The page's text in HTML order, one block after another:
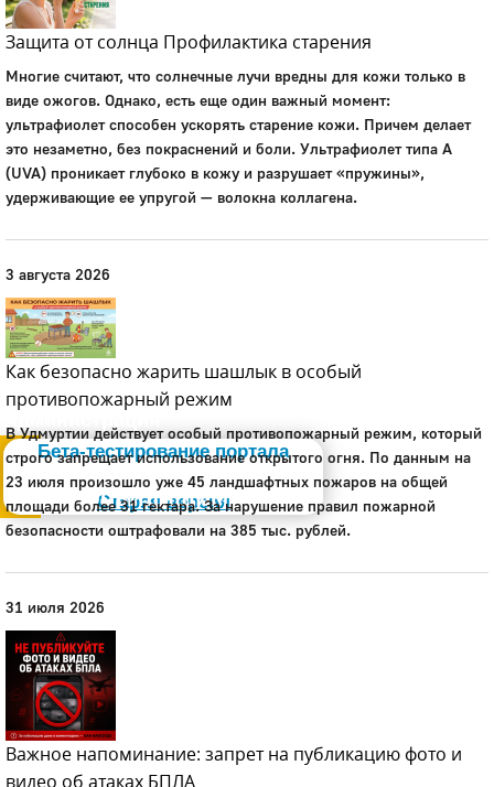
Настоящее
Стратегия
Жителям
Бизнесу
Глава
КСО
Дума
+7 (34141) 21-300
Бета-тестирование портала
Старая версия
Слабовидящим
Защита от солнца Профилактика старения
Многие считают, что солнечные лучи вредны для кожи только в
виде ожогов. Однако, есть еще один важный момент:
ультрафиолет способен ускорять старение кожи. Причем делает
это незаметно, без покраснений и боли. Ультрафиолет типа А
(UVA) проникает глубоко в кожу и разрушает «пружины»,
удерживающие ее упругой — волокна коллагена.
3 августа 2026
Как безопасно жарить шашлык в особый
противопожарный режим
В Удмуртии действует особый противопожарный режим, который
строго запрещает использование открытого огня. По данным на
23 июля произошло уже 45 ландшафтных пожаров на общей
площади более 31 гектара. За нарушение правил пожарной
безопасности оштрафовали на 385 тыс. рублей.
31 июля 2026
Важное напоминание: запрет на публикацию фото и
видео об атаках БПЛА